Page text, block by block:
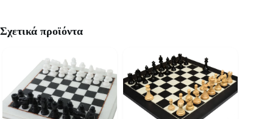
Σχετικά προϊόντα